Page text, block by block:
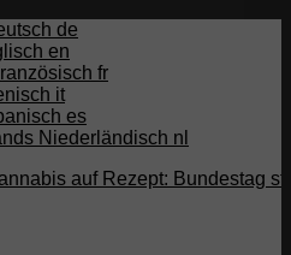
de
en
fr
it
es
Niederländisch nl
auf Rezept: Bundestag